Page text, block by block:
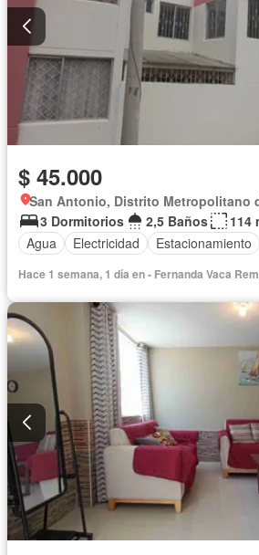
$ 45.000
San Antonio, Distrito Metropolitano
3 Dormitorios
2,5 Baños
114
Agua
Electricidad Estacionamiento
Hace 1 semana, 1 día en - Fernanda Vaca